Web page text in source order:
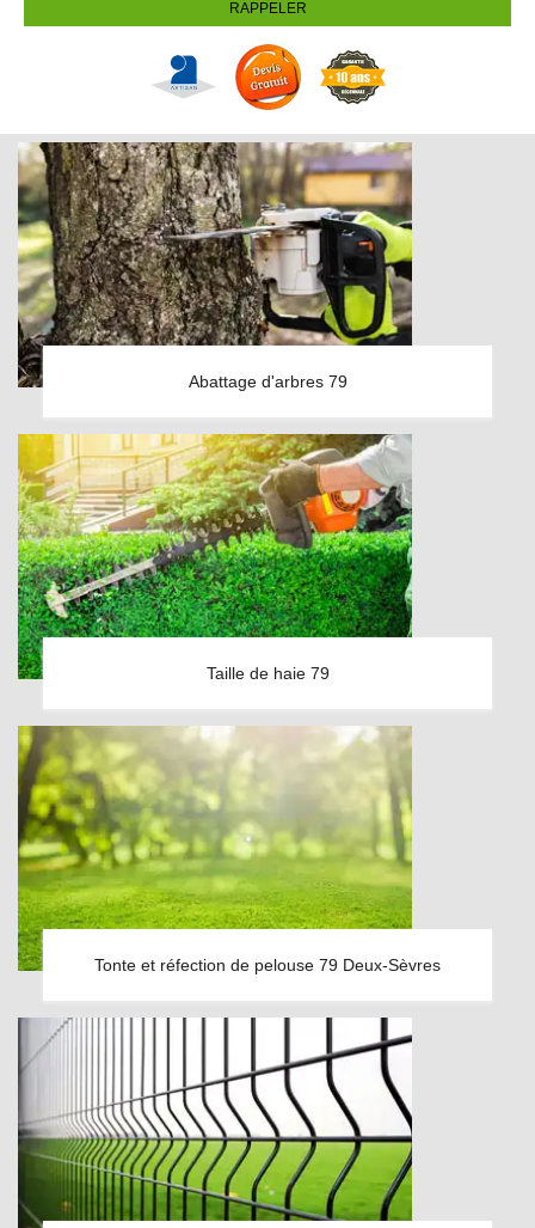
Abattage d'arbres 79
Taille de haie 79
Tonte et réfection de pelouse 79 Deux-Sèvres